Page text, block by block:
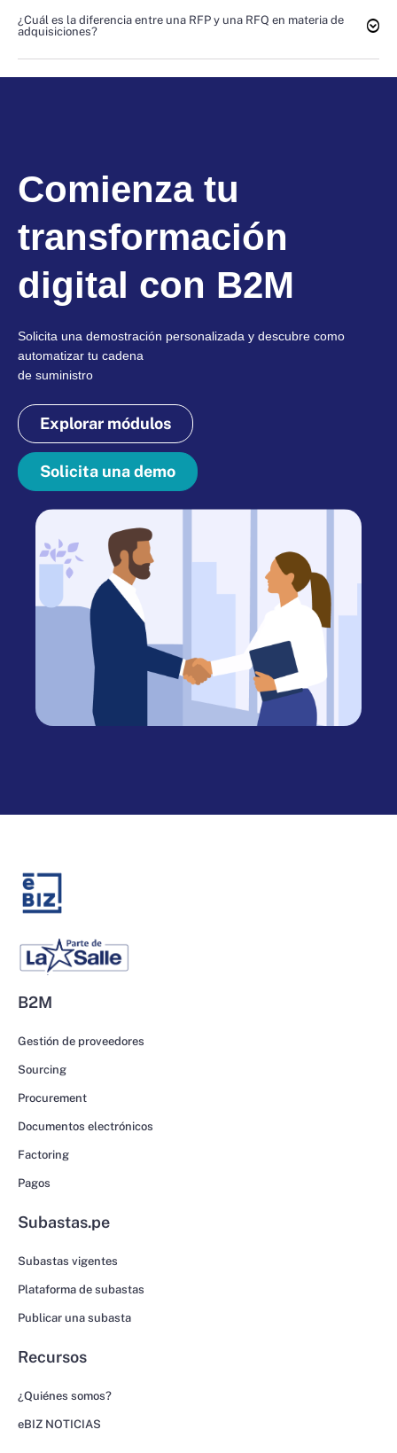
¿Cuál es la diferencia entre una RFP y una RFQ en materia de
adquisiciones?
Comienza tu
transformación
digital con B2M
Solicita una demostración personalizada y descubre como
automatizar tu cadena
de suministro
Explorar módulos
Solicita una demo
B2M
Gestión de proveedores
Sourcing
Procurement
Documentos electrónicos
Factoring
Pagos
Subastas.pe
Subastas vigentes
Plataforma de subastas
Publicar una subasta
Recursos
¿Quiénes somos?
eBIZ NOTICIAS